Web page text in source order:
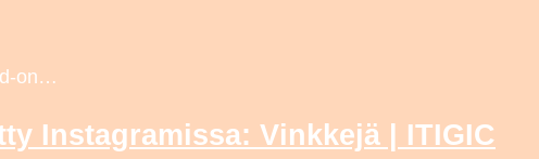
on…
Instagramissa: Vinkkejä | ITIGIC